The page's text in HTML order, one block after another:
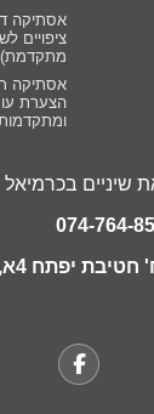
שיניים בכרמיאל
074-764-
רח'
אסתיקה
ציפויים
מתקדמת)
אסתיקה
הצערת